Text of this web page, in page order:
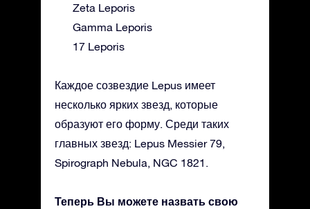
Zeta Leporis
Gamma Leporis
17 Leporis
Каждое созвездие Lepus имеет
несколько ярких звезд, которые
образуют его форму. Среди таких
главных звезд: Lepus Messier 79,
Spirograph Nebula, NGC 1821.
Теперь Вы можете назвать свою